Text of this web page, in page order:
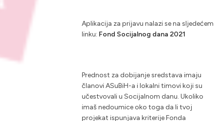
Aplikacija za prijavu nalazi se na sljedećem
linku: Fond Socijalnog dana 2021
Prednost za dobijanje sredstava imaju
članovi ASuBiH-a i lokalni timovi koji su
učestvovali u Socijalnom danu. Ukoliko
imaš nedoumice oko toga da li tvoj
projekat ispunjava kriterije Fonda